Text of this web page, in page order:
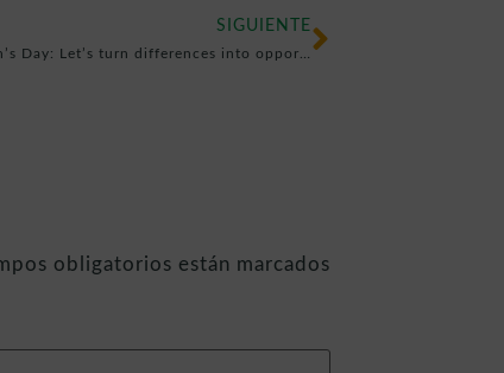
SIGUIENTE
obligatorios están marcados